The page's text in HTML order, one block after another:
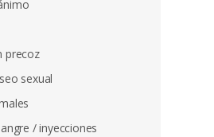
precoz
sexual
/ inyecciones